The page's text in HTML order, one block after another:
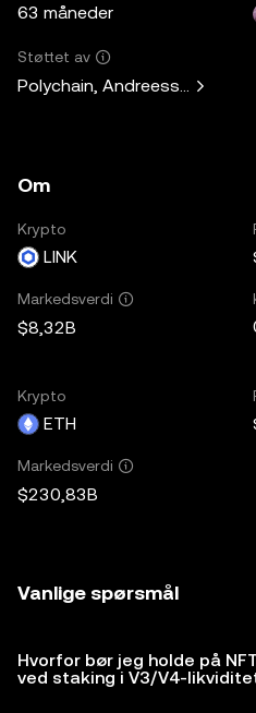
63 måneder
Støttet av
Polychain, Andreessen
Om
Krypto
LINK
Markedsverdi
$8,32B
Krypto
ETH
Markedsverdi
$230,83B
Vanlige spørsmål
Hvorfor bør jeg holde på
ved staking i V3/V4-